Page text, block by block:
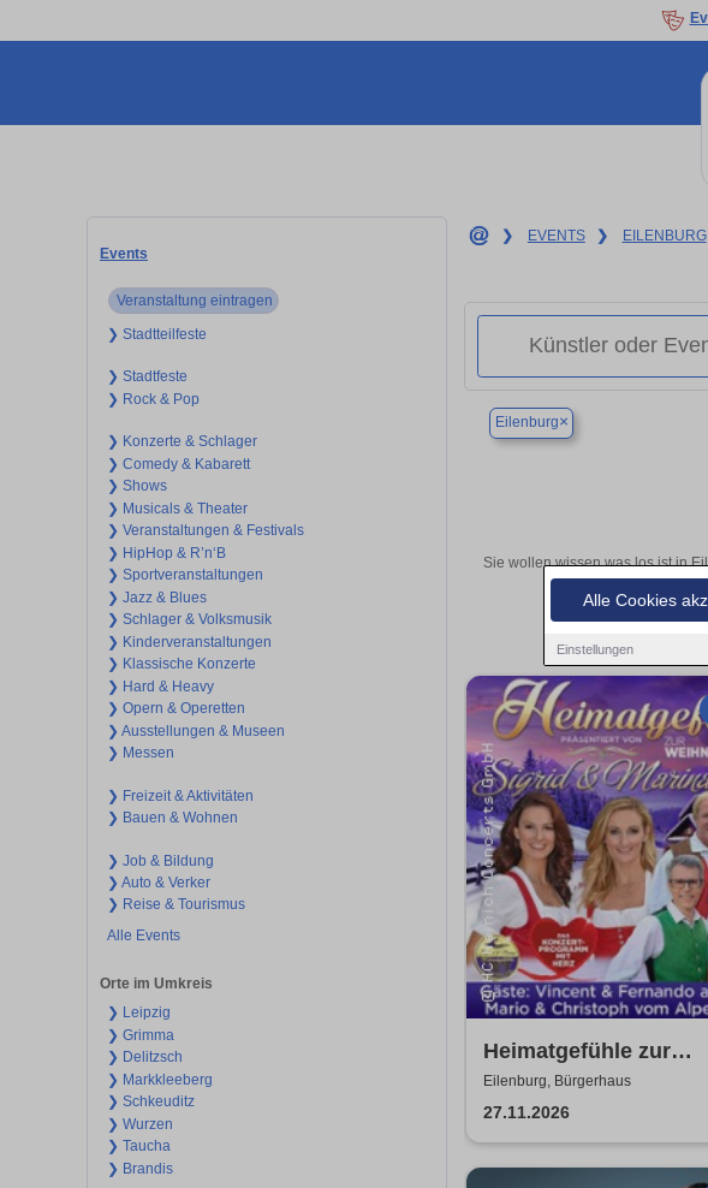
Alle Cookies
Einstellungen
Events
Veranstaltung eintragen
❯ Stadtteilfeste
❯ Stadtfeste
❯ Rock & Pop
❯ Konzerte & Schlager
❯ Comedy & Kabarett
❯ Shows
❯ Musicals & Theater
❯ Veranstaltungen & Festivals
❯ HipHop & R’n‘B
❯ Sportveranstaltungen
❯ Jazz & Blues
❯ Schlager & Volksmusik
❯ Kinderveranstaltungen
❯ Klassische Konzerte
❯ Hard & Heavy
❯ Opern & Operetten
❯ Ausstellungen & Museen
❯ Messen
❯ Freizeit & Aktivitäten
❯ Bauen & Wohnen
❯ Job & Bildung
❯ Auto & Verker
❯ Reise & Tourismus
Alle Events
Orte im Umkreis
❯ Leipzig
❯ Grimma
❯ Delitzsch
❯ Markkleeberg
❯ Schkeuditz
❯ Wurzen
❯ Taucha
❯ Brandis
❯ EVENTS ❯ EILENBURG
Eilenburg×
Sie wollen wissen was los ist in
Heimatgefühle zur
Weihnachtszeit 2026 -
Konzertprogramm mit
Eilenburg, Bürgerhaus
27.11.2026